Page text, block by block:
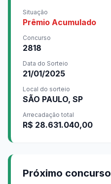
Situação
Prêmio Acumulado
Concurso
2818
Data do Sorteio
21/01/2025
Local do sorteio
SÃO PAULO, SP
Arrecadação total
R$ 28.631.040,00
Próximo concurso